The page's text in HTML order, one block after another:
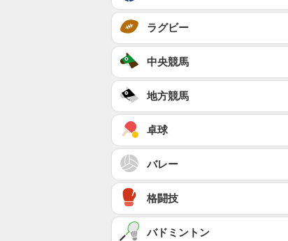
ラグビー
中央競馬
地方競馬
卓球
バレー
格闘技
バドミントン